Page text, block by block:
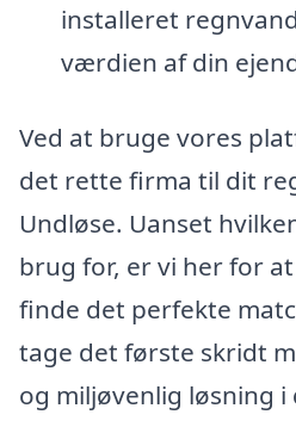
installeret
værdien af din
Ved at bruge vores
det rette firma til dit
Undløse. Uanset
brug for, er vi her for
finde det perfekte
tage det første skridt
og miljøvenlig løsning i